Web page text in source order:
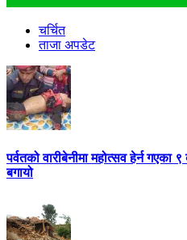
चर्चित
ताजा अपडेट
पर्वतको वारीबेनीमा महोत्सव हेर्न
बगायो